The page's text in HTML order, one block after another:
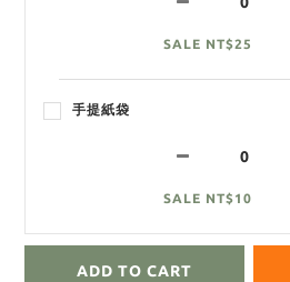
SALE NT$25
手提紙袋
SALE NT$10
ADD TO CART